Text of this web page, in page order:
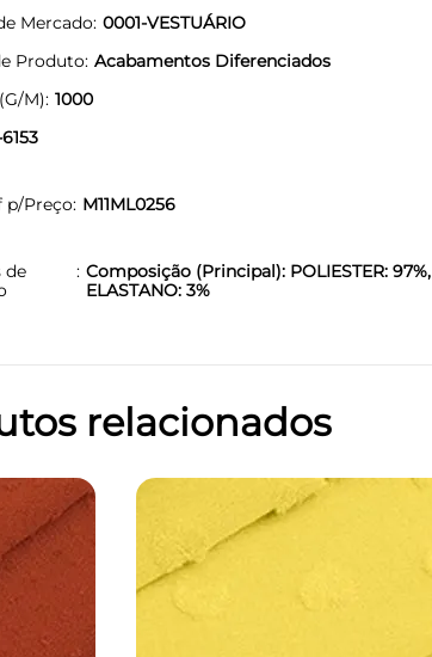
Mercado 0001-VESTUÁRIO
Produto Acabamentos Diferenciados
M) 1000
6153
p/Preço M11ML0256
de
Composição (Principal): POLIESTER: 97%,
ELASTANO: 3%
relacionados